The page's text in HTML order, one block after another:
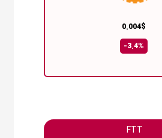
0.004$
-3.4%
FTT